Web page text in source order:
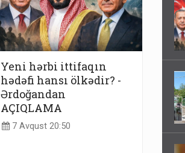
Yeni hərbi ittifaqın
hədəfi hansı ölkədir? -
Ərdoğandan
AÇIQLAMA
7 Avqust 20:50